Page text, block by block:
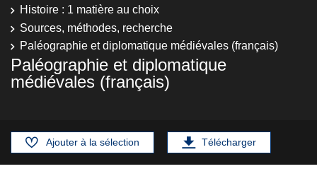
Histoire : 1 matière au choix
Sources, méthodes, recherche
Paléographie et diplomatique médiévales (français)
Paléographie et diplomatique
médiévales (français)
Ajouter à la sélection Télécharger